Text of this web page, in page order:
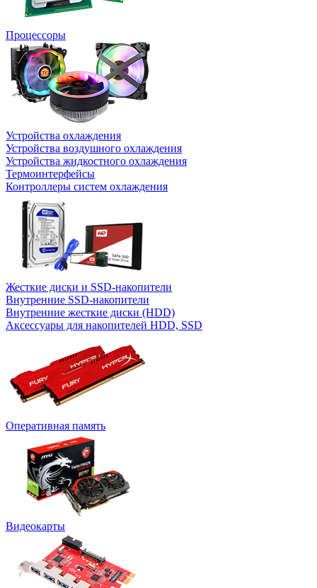
Процессоры
Устройства охлаждения
Устройства воздушного охлаждения
Устройства жидкостного охлаждения
Термоинтерфейсы
Контроллеры систем охлаждения
Жесткие диски и SSD-накопители
Внутренние SSD-накопители
Внутренние жесткие диски (HDD)
Аксессуары для накопителей HDD, SSD
Оперативная память
Видеокарты